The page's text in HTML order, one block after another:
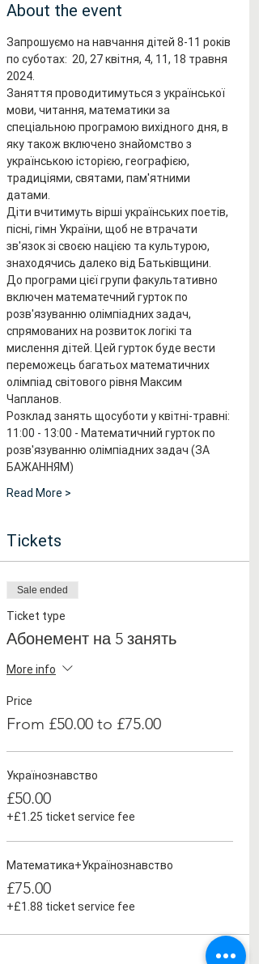
About the event
Запрошуємо на навчання дітей 8-11 років
по суботах:  20, 27 квітня, 4, 11, 18 травня
2024.
Заняття проводитимуться з української
мови, читання, математики за
спеціальною програмою вихідного дня, в
яку також включено знайомство з
українською історією, географією,
традиціями, святами, пам'ятними
датами.
Діти вчитимуть вірші українських поетів,
пісні, гімн України, щоб не втрачати
зв'язок зі своєю нацією та культурою,
знаходячись далеко від Батьківщини.
До програми цієї групи факультативно
включен математечний гурток по
розв'язуванню олімпіадних задач,
спрямованих на розвиток логікі та
мислення дітей. Цей гурток буде вести
переможець багатьох математичних
олімпіад світового рівня Максим
Чапланов.
Розклад занять щосуботи у квітні-травні:
11:00 - 13:00 - Математичний гурток по
розв'язуванню олімпіадних задач (ЗА
БАЖАННЯМ)
Read More >
Tickets
Sale ended
Ticket type
Абонемент на 5 занять
More info
Price
From £50.00 to £75.00
Українознавство
£50.00
+£1.25 ticket service fee
Математика+Українознавство
£75.00
+£1.88 ticket service fee